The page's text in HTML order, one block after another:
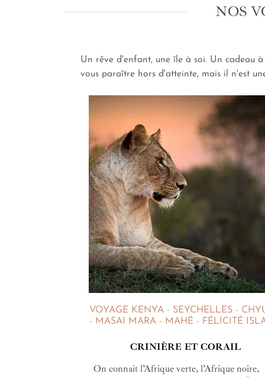
NOS
Un rêve d'enfant, une île à soi. Un cadeau
vous paraître hors d'atteinte, mais il n'est
VOYAGE KENYA - SEYCHELLES -
- MASAI MARA - MAHÉ - FÉLICITÉ
CRINIÈRE ET CORAIL
On connait l’Afrique verte, l’Afrique noire,